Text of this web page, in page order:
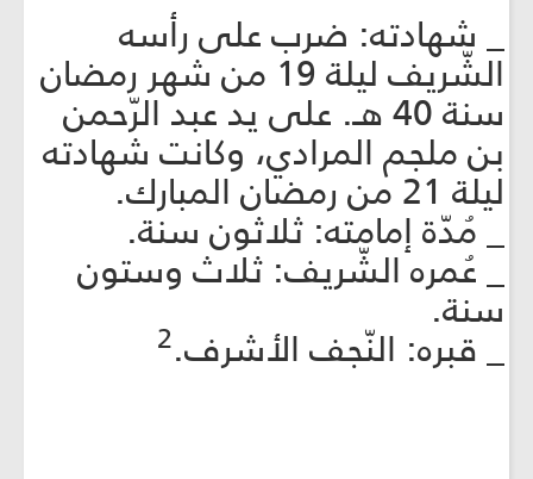
_ شهادته: ضرب على رأسه
الشّريف ليلة 19 من شهر رمضان
سنة 40 هـ. على يد عبد الرّحمن
بن ملجم المرادي، وكانت شهادته
ليلة 21 من رمضان المبارك.
_ مُدّة إمامته: ثلاثون سنة.
_ عُمره الشّريف: ثلاث وستون
سنة.
_ قبره: النّجف الأشرف.2